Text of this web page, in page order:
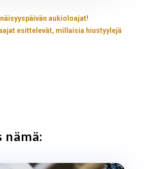
aukioloajat!
esittelevät, millaisia hiustyylejä
nämä: